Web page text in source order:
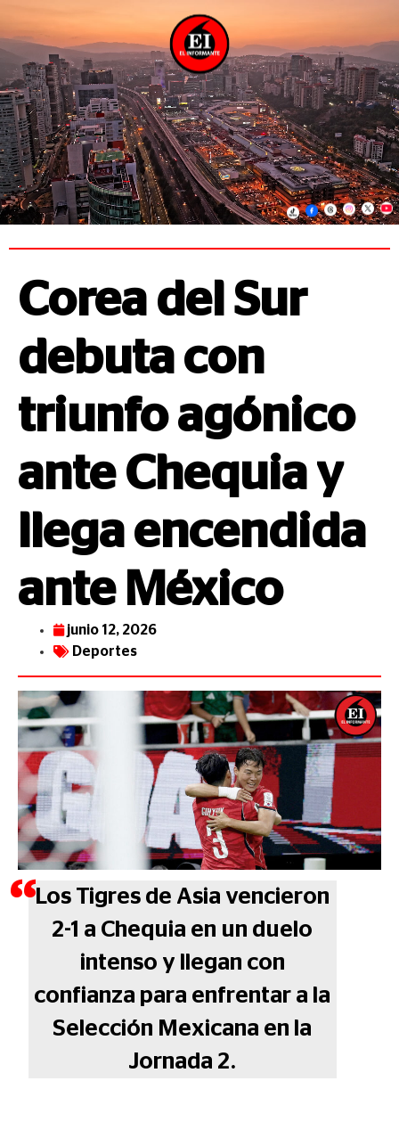
Corea del Sur
debuta con
triunfo agónico
ante Chequia y
llega encendida
ante México
junio 12, 2026
Deportes
Los Tigres de Asia vencieron
2-1 a Chequia en un duelo
intenso y llegan con
confianza para enfrentar a la
Selección Mexicana en la
Jornada 2.